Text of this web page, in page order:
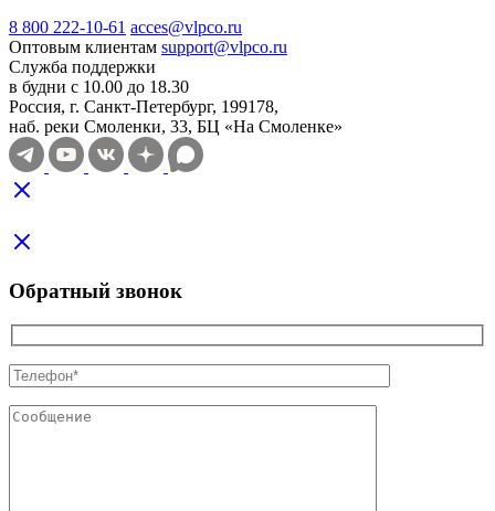
8 800 222-10-61 acces@vlpco.ru
Оптовым клиентам support@vlpco.ru
Служба поддержки
в будни с 10.00 до 18.30
Россия, г. Санкт-Петербург, 199178,
наб. реки Смоленки, 33, БЦ «На Смоленке»
Обратный звонок